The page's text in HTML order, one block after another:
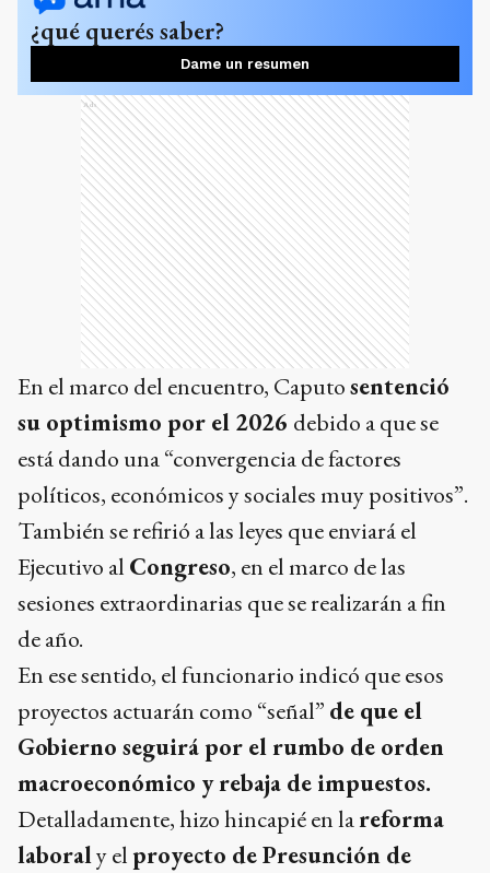
¿qué querés saber?
Dame un resumen
Ads
En el marco del encuentro, Caputosentenció
su optimismo por el 2026 debido a que se
está dando una “convergencia de factores
políticos, económicos y sociales muy positivos”.
También se refirió a las leyes que enviará el
Ejecutivo al Congreso, en el marco de las
sesiones extraordinarias que se realizarán a fin
de año.
En ese sentido, el funcionario indicó que esos
proyectos actuarán como “señal” de que el
Gobierno seguirá por el rumbo de orden
macroeconómico y rebaja de impuestos.
Detalladamente, hizo hincapié en lareforma
laboraly el proyecto de Presunción de